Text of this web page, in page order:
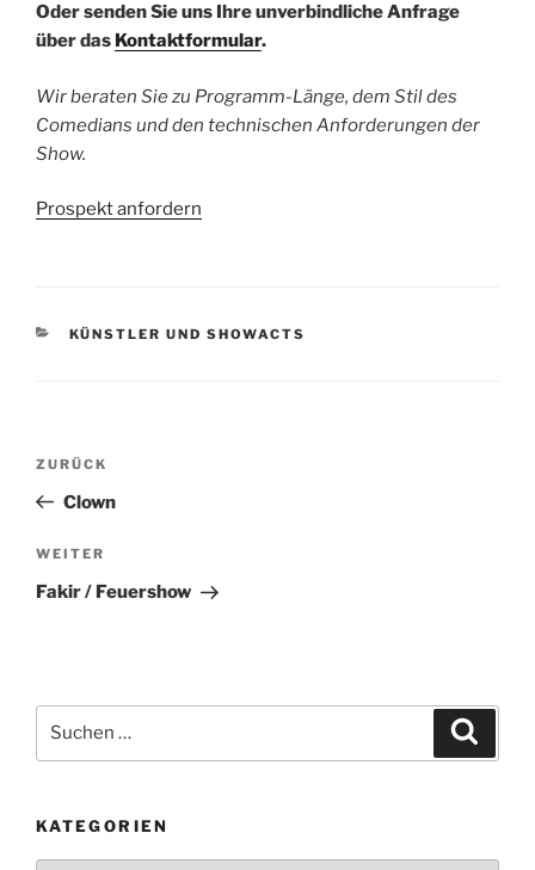
Oder senden Sie uns Ihre unverbindliche Anfrage
über das Kontaktformular.
Wir beraten Sie zu Programm-Länge, dem Stil des
Comedians und den technischen Anforderungen der
Show.
Prospekt anfordern
KATEGORIEN
KÜNSTLER UND SHOWACTS
Beitragsnavigation
Vorheriger
Beitrag
ZURÜCK
Clown
Nächster
Beitrag
WEITER
Fakir / Feuershow
Suchen
KATEGORIEN